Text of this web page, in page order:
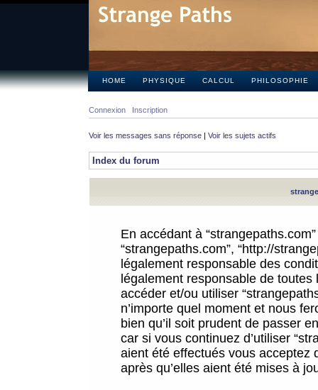
HOME PHYSIQUE CALCUL PHILOSOPHIE
Connexion Inscription
Voir les messages sans réponse | Voir les sujets actifs
Index du forum
En accédant à
“strangepaths.com”, “http://
légalement responsable des
légalement responsable de
accéder et/ou utiliser
n’importe quel moment et nous
bien qu’il soit prudent de passer
car si vous continuez d’utiliser
aient été effectués vous acceptez
après qu’elles aient été mises à